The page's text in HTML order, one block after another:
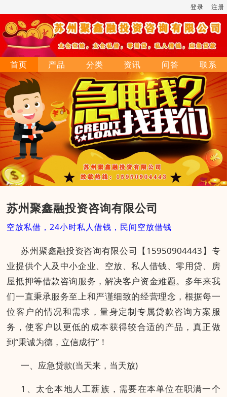
登录 注册
首页 产品 分类 资讯 问答 联系
苏州聚鑫融投资咨询有限公司
空放私借，24小时私人借钱，民间空放借钱
苏州聚鑫融投资咨询有限公司【15950904443】专
业提供个人及中小企业、空放、私人借钱、零用贷、房
屋抵押等借款咨询服务，解决客户资金难题。多年来我
们一直秉承服务至上和严谨细致的经营理念，根据每一
位客户的情况和需求，量身定制专属贷款咨询方案服
务，使客户以更低的成本获得较合适的产品，真正做
到“秉诚为德，立信成行”！
一、应急贷款(当天来，当天放)
1、太仓本地人工薪族，需要在本单位在职满一个